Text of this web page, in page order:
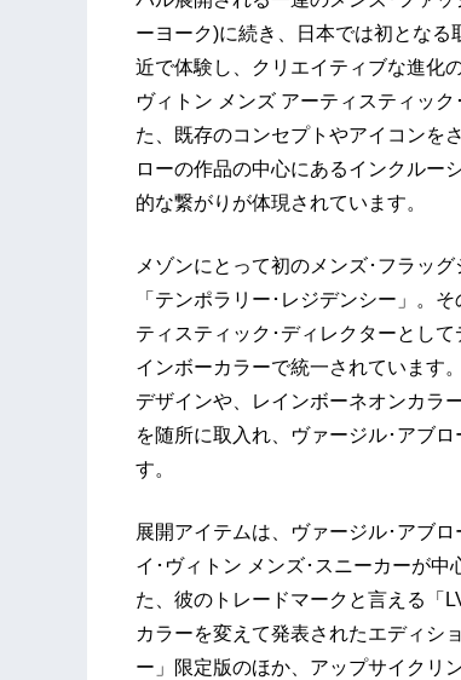
ーヨーク)に続き、日本では初とな
近で体験し、クリエイティブな進化
ヴィトン メンズ アーティスティッ
た、既存のコンセプトやアイコンを
ローの作品の中心にあるインクルー
的な繋がりが体現されています。
メゾンにとって初のメンズ･フラッ
「テンポラリー･レジデンシー」。
ティスティック･ディレクターとし
インボーカラーで統一されています
デザインや、レインボーネオンカラ
を随所に取入れ、ヴァージル･アブ
す。
展開アイテムは、ヴァージル･アブ
イ･ヴィトン メンズ･スニーカーが
た、彼のトレードマークと言える「
カラーを変えて発表されたエディシ
ー」限定版のほか、アップサイクリ